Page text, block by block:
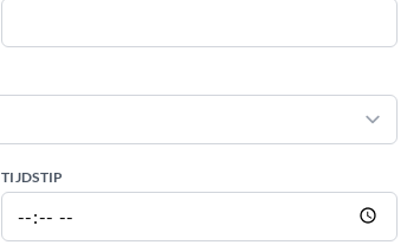
TIJDSTIP